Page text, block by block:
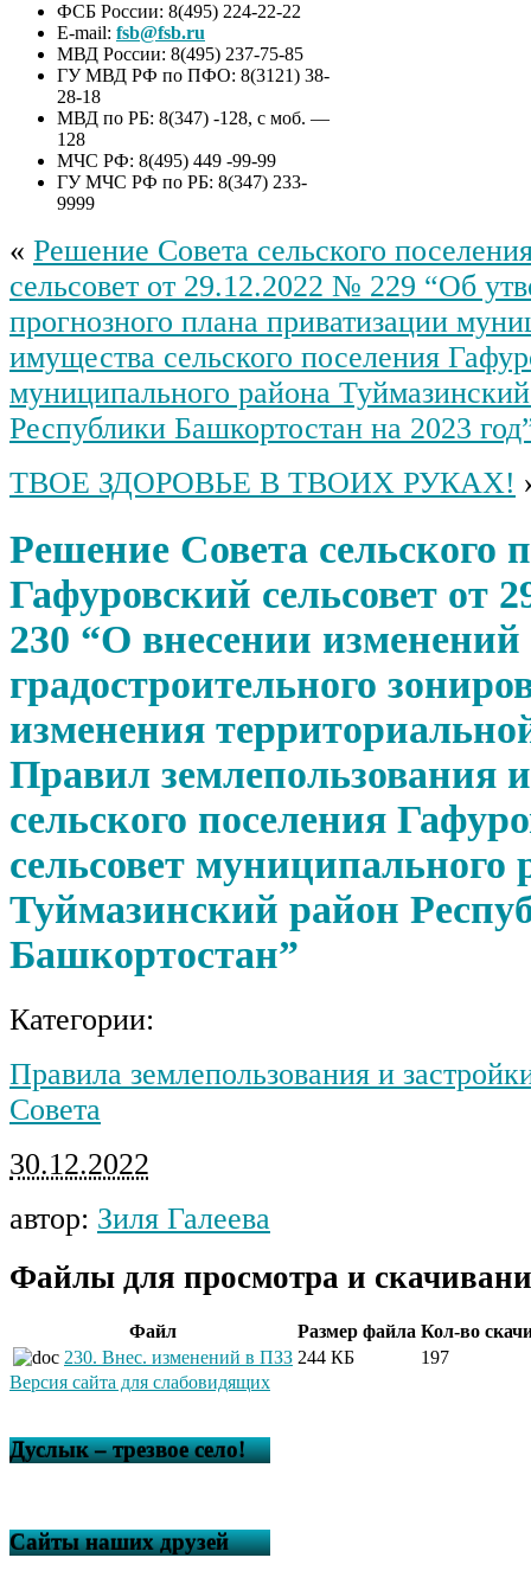
ФСБ России: 8(495) 224-22-22
E-mail: fsb@fsb.ru
МВД России: 8(495) 237-75-85
ГУ МВД РФ по ПФО: 8(3121) 38-
28-18
МВД по РБ: 8(347) -128, с моб. —
128
МЧС РФ: 8(495) 449 -99-99
ГУ МЧС РФ по РБ: 8(347) 233-
9999
« Решение Совета сельского
сельсовет от 29.12.2022 № 229 “Об
прогнозного плана приватизации
имущества сельского поселения
муниципального района
Республики Башкортостан на 2023
ТВОЕ ЗДОРОВЬЕ В ТВОИХ РУКАХ!
Решение Совета сельского
Гафуровский сельсовет от
230 “О внесении изменений
градостроительного
изменения
Правил землепользования
сельского поселения
сельсовет муниципального
Туймазинский район
Башкортостан”
Категории:
Правила землепользования и
Совета
30.12.2022
автор: Зиля Галеева
Файлы для просмотра и
Файл Размер файла Кол-во
230. Внес. изменений в ПЗЗ 244 КБ
197
Версия сайта для слабовидящих
Дуслык – трезвое село!
Сайты наших друзей